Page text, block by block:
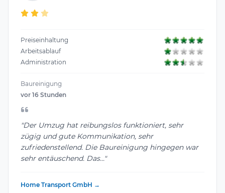
Preiseinhaltung
Arbeitsablauf
Administration
Baureinigung
vor 16 Stunden
"Der Umzug hat reibungslos funktioniert, sehr
zügig und gute Kommunikation, sehr
zufriedenstellend. Die Baureinigung hingegen war
sehr entäuschend. Das..."
Home Transport GmbH →